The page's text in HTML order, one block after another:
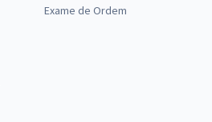
Exame de Ordem